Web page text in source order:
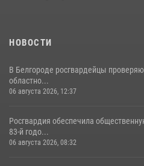
НОВОСТИ
В Белгороде росгвардейцы
областно...
06 августа 2026, 12:37
Росгвардия обеспечила
83-й годо...
06 августа 2026, 08:32